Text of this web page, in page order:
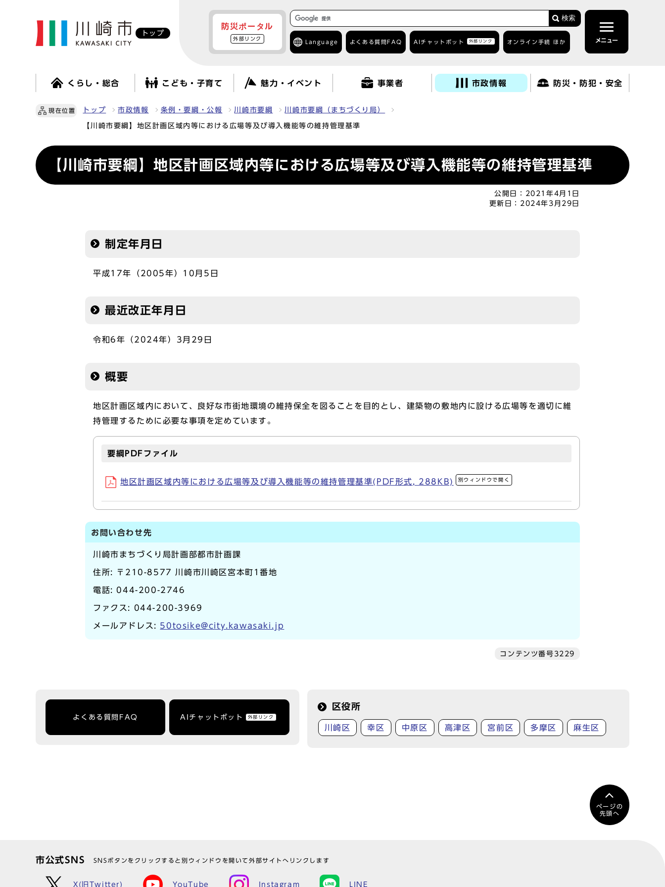
トップ
防災ポータル
外部リンク
検索
Language よくある質問 FAQ AIチャットボット 外部リンク オンライン手続 ほか メニュー
くらし・総合 こども・子育て 魅力・イベント 事業者 市政情報 防災・防犯・安全
現在位置 トップ 市政情報 条例・要綱・公報 川崎市要綱 川崎市要綱（まちづくり局）
【川崎市要綱】地区計画区域内等における広場等及び導入機能等の維持管理基準
【川崎市要綱】地区計画区域内等における広場等及び導入機能等の維持管理基準
公開日：
2021年4月1日
更新日： 2024年3月29日
制定年月日
平成17年（2005年）10月5日
最近改正年月日
令和6年（2024年）3月29日
概要
地区計画区域内において、良好な市街地環境の維持保全を図ることを目的とし、建築物の敷地内に設ける広場等を適切に維
持管理するために必要な事項を定めています。
要綱PDFファイル
地区計画区域内等における広場等及び導入機能等の維持管理基準(PDF形式, 288KB) 別ウィンドウで開く
お問い合わせ先
川崎市まちづくり局計画部都市計画課
住所: 〒210-8577 川崎市川崎区宮本町1番地
電話: 044-200-2746
ファクス: 044-200-3969
メールアドレス: 50tosike@city.kawasaki.jp
コンテンツ番号3229
よくある質問FAQ AIチャットボット 外部リンク
区役所
川崎区 幸区 中原区 高津区 宮前区 多摩区 麻生区
ページの
先頭へ
市公式SNS SNSボタンをクリックすると別ウィンドウを開いて外部サイトへリンクします
X(旧Twitter) YouTube Instagram LINE